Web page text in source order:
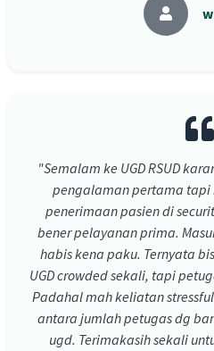
"Semalam ke UGD RSUD
pengalaman pertama tapi
penerimaan pasien di
bener pelayanan prima.
habis kena paku. Ternyata
UGD crowded sekali, tapi
Padahal mah keliatan
antara jumlah petugas dg
ugd. Terimakasih sekali